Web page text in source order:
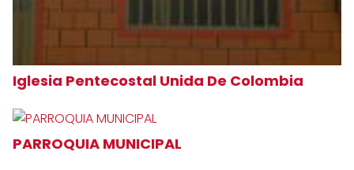
Iglesia Pentecostal Unida De Colombia
PARROQUIA MUNICIPAL